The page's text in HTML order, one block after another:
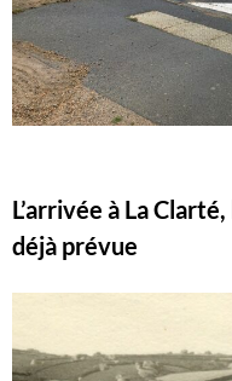
L’arrivée à La
déjà prévue